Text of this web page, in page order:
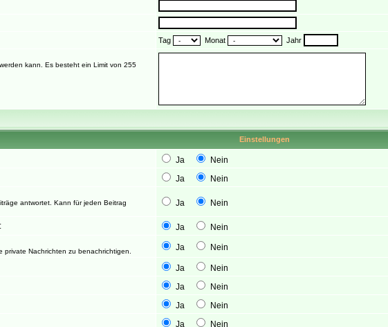
Tag Monat Jahr
kann. Es besteht ein Limit von 255
Einstellungen
Ja
Nein
Ja
Nein
antwortet. Kann für jeden Beitrag
Ja Nein
Ja
Nein
Nachrichten zu benachrichtigen. Ja
Nein
Ja
Nein
Ja
Nein
Ja
Nein
Ja Nein